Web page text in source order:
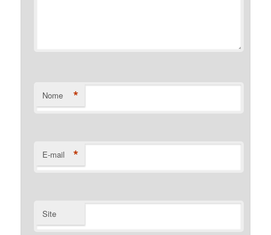
Nome *
E-mail *
Site